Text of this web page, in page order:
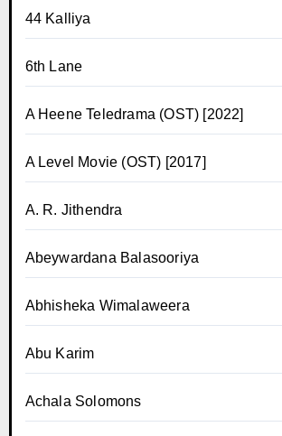
44 Kalliya
6th Lane
A Heene Teledrama (OST) [2022]
A Level Movie (OST) [2017]
A. R. Jithendra
Abeywardana Balasooriya
Abhisheka Wimalaweera
Abu Karim
Achala Solomons